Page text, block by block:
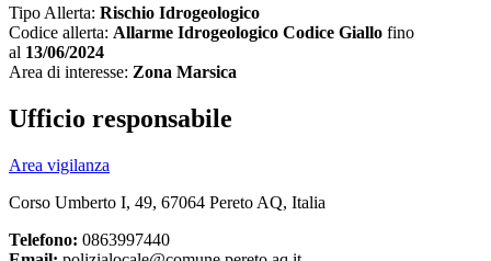
Tipo Allerta: Rischio Idrogeologico
Codice allerta: Allarme Idrogeologico Codice Giallo fino
al 13/06/2024
Area di interesse: Zona Marsica
Ufficio responsabile
Area vigilanza
Corso Umberto I, 49, 67064 Pereto AQ, Italia
Telefono: 0863997440